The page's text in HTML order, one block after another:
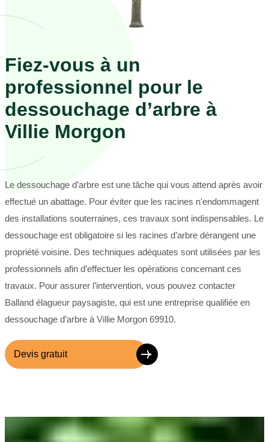
Fiez-vous à un
professionnel pour le
dessouchage d’arbre à
Villie Morgon
Le dessouchage d’arbre est une tâche qui vous attend après avoir
effectué un abattage. Pour éviter que les racines n'endommagent
des installations souterraines, ces travaux sont indispensables. Le
dessouchage est obligatoire si les racines d’arbre dérangent une
propriété voisine. Des techniques adéquates sont utilisées par les
professionnels afin d’effectuer les opérations concernant ces
travaux. Pour assurer l’intervention, vous pouvez contacter
Balland élagueur paysagiste, qui est une entreprise qualifiée en
dessouchage d’arbre à Villie Morgon 69910.
Devis gratuit